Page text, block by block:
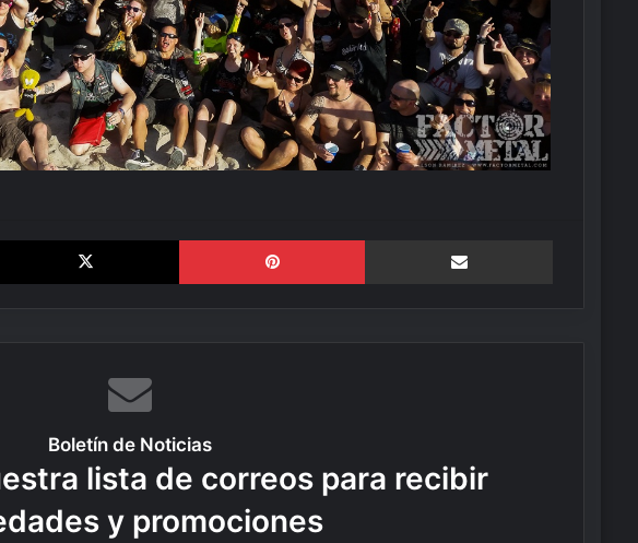
X Pinterest
Boletín de Noticias
lista de correos para recibir
y promociones